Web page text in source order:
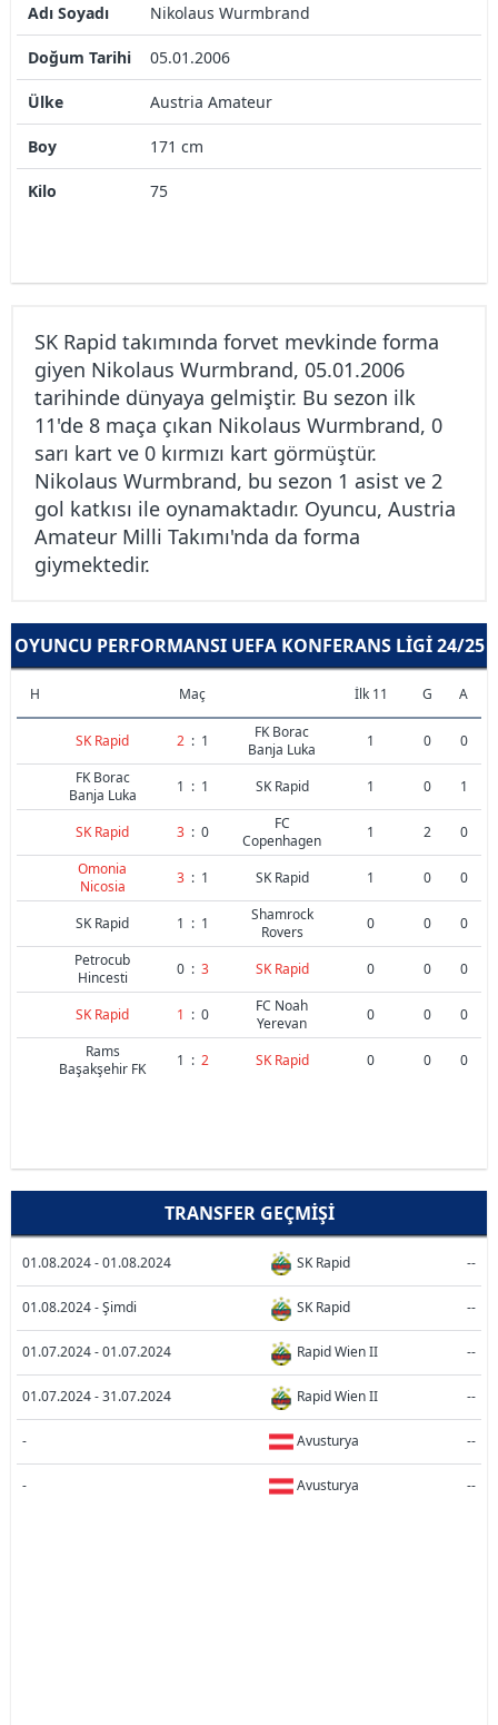
Adı Soyadı Nikolaus Wurmbrand
Doğum Tarihi 05.01.2006
Ülke Austria Amateur
Boy 171 cm
Kilo 75
SK Rapid takımında forvet mevkinde forma
giyen Nikolaus Wurmbrand, 05.01.2006
tarihinde dünyaya gelmiştir. Bu sezon ilk
11'de 8 maça çıkan Nikolaus Wurmbrand, 0
sarı kart ve 0 kırmızı kart görmüştür.
Nikolaus Wurmbrand, bu sezon 1 asist ve 2
gol katkısı ile oynamaktadır. Oyuncu, Austria
Amateur Milli Takımı'nda da forma
giymektedir.
OYUNCU PERFORMANSI UEFA KONFERANS LIGI 24/25
H Maç İlk 11 G A
SK Rapid 2 : 1
FK Borac
Banja Luka
1 0
0
FK Borac
Banja Luka
1 : 1 SK Rapid 1 0 1
SK Rapid 3 : 0
FC
Copenhagen
1 2
0
Omonia
Nicosia
3 : 1 SK Rapid 1 0 0
SK Rapid 1 : 1
Shamrock
Rovers
0 0
0
Petrocub
Hincesti
0 : 3 SK Rapid 0 0 0
SK Rapid 1 : 0
FC Noah
Yerevan
0 0
0
Rams
Başakşehir FK
1 : 2 SK Rapid 0 0 0
TRANSFER GEÇMIŞI
01.08.2024 - 01.08.2024 SK Rapid --
01.08.2024 - Şimdi SK Rapid --
01.07.2024 - 01.07.2024 Rapid Wien II --
01.07.2024 - 31.07.2024 Rapid Wien II --
- Avusturya --
- Avusturya --